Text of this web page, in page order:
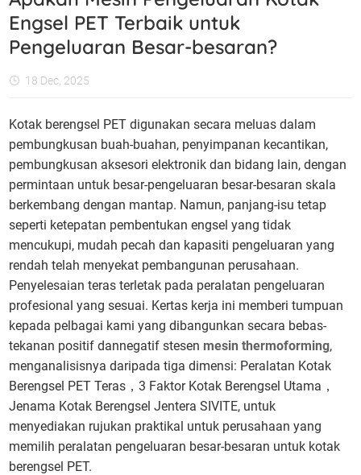
Engsel PET Terbaik untuk
Pengeluaran Besar-besaran?
18 Dec, 2025
Kotak berengsel PET digunakan secara meluas dalam
pembungkusan buah-buahan, penyimpanan kecantikan,
pembungkusan aksesori elektronik dan bidang lain, dengan
permintaan untuk besar-pengeluaran besar-besaran skala
berkembang dengan mantap. Namun, panjang-isu tetap
seperti ketepatan pembentukan engsel yang tidak
mencukupi, mudah pecah dan kapasiti pengeluaran yang
rendah telah menyekat pembangunan perusahaan.
Penyelesaian teras terletak pada peralatan pengeluaran
profesional yang sesuai. Kertas kerja ini memberi tumpuan
kepada pelbagai kami yang dibangunkan secara bebas-
tekanan positif dannegatif stesen mesin thermoforming,
menganalisisnya daripada tiga dimensi: Peralatan Kotak
Berengsel PET Teras ，3 Faktor Kotak Berengsel Utama ，
Jenama Kotak Berengsel Jentera SIVITE, untuk
menyediakan rujukan praktikal untuk perusahaan yang
memilih peralatan pengeluaran besar-besaran untuk kotak
berengsel PET.